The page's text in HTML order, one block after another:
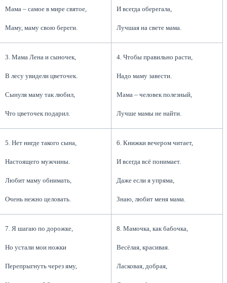
Мама – самое в мире святое,
Маму, маму свою береги.
И всегда оберегала,
Лучшая на свете мама.
3. Мама Лена и сыночек,
В лесу увидели цветочек.
Сынуля маму так любил,
Что цветочек подарил.
4. Чтобы правильно расти,
Надо маму завести.
Мама – человек полезный,
Лучше мамы не найти.
5. Нет нигде такого сына,
Настоящего мужчины.
Любит маму обнимать,
Очень нежно целовать.
6. Книжки вечером читает,
И всегда всё понимает.
Даже если я упряма,
Знаю, любит меня мама.
7. Я шагаю по дорожке,
Но устали мои ножки
Перепрыгнуть через яму,
8. Мамочка, как бабочка,
Весёлая, красивая.
Ласковая, добрая,